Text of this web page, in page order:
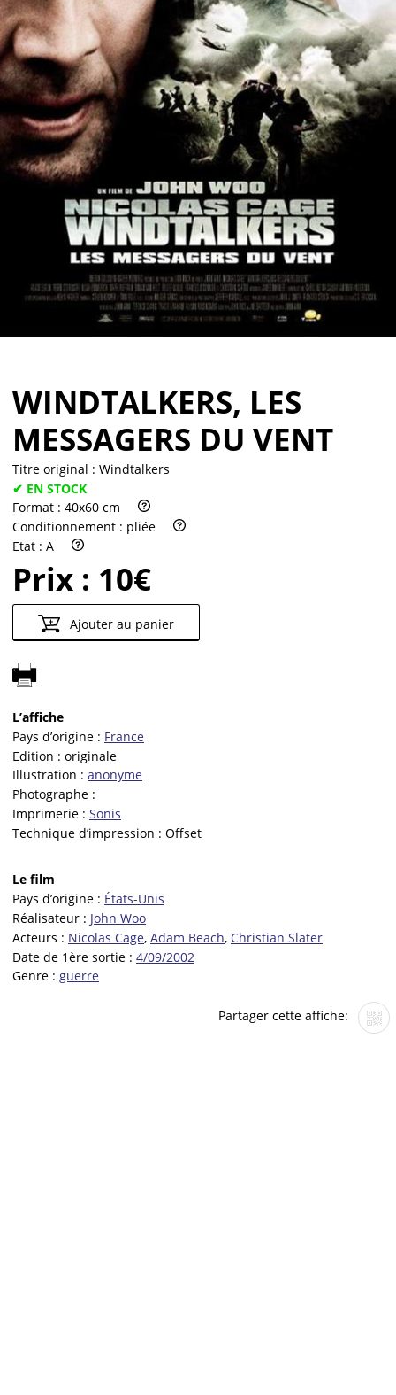
Vendre
WINDTALKERS, LES
MESSAGERS DU VENT
Titre original : Windtalkers
✔ EN STOCK
Format : 40x60 cm
Conditionnement : pliée
Etat : A
Prix : 10€
Ajouter au panier
L’affiche
Pays d’origine : France
Edition : originale
Illustration : anonyme
Photographe :
Imprimerie : Sonis
Technique d’impression : Offset
Le film
Pays d’origine : États-Unis
Réalisateur : John Woo
Acteurs : Nicolas Cage, Adam Beach, Christian Slater
Date de 1ère sortie : 4/09/2002
Genre : guerre
Partager cette affiche: